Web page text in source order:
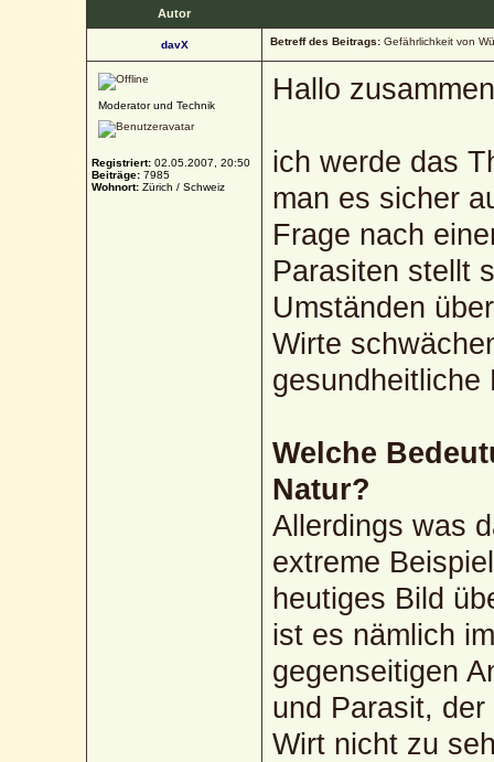
Autor
davX Betreff des Beitrags: Gefährlichkeit von
Moderator und Technik
Registriert: 02.05.2007, 20:50
Beiträge: 7985
Wohnort: Zürich / Schweiz
Hallo
ich werde das
man es sicher
Frage nach
Parasiten stellt
Umständen
Wirte
gesundheitliche
Welche
Natur?
Allerdings was
extreme
heutiges Bild
ist es nämlich
gegenseitigen
und Parasit,
Wirt nicht zu